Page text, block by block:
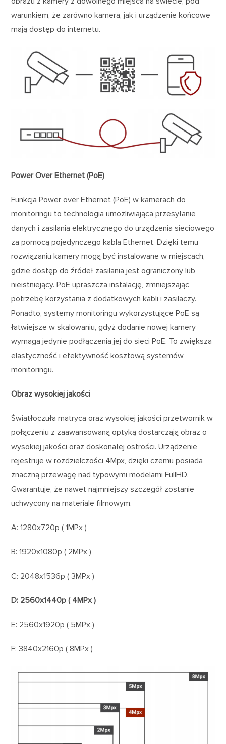
warunkiem, że zarówno kamera, jak i urządzenie końcowe
mają dostęp do internetu.
Power Over Ethernet (PoE)
Funkcja Power over Ethernet (PoE) w kamerach do
monitoringu to technologia umożliwiająca przesyłanie
danych i zasilania elektrycznego do urządzenia sieciowego
za pomocą pojedynczego kabla Ethernet. Dzięki temu
rozwiązaniu kamery mogą być instalowane w miejscach,
gdzie dostęp do źródeł zasilania jest ograniczony lub
nieistniejący. PoE upraszcza instalację, zmniejszając
potrzebę korzystania z dodatkowych kabli i zasilaczy.
Ponadto, systemy monitoringu wykorzystujące PoE są
łatwiejsze w skalowaniu, gdyż dodanie nowej kamery
wymaga jedynie podłączenia jej do sieci PoE. To zwiększa
elastyczność i efektywność kosztową systemów
monitoringu.
Obraz wysokiej jakości
Światłoczuła matryca oraz wysokiej jakości przetwornik w
połączeniu z zaawansowaną optyką dostarczają obraz o
wysokiej jakości oraz doskonałej ostrości. Urządzenie
rejestruje w rozdzielczości 4Mpx, dzięki czemu posiada
znaczną przewagę nad typowymi modelami FullHD.
Gwarantuje, że nawet najmniejszy szczegół zostanie
uchwycony na materiale filmowym.
A: 1280x720p ( 1MPx )
B: 1920x1080p ( 2MPx )
C: 2048x1536p ( 3MPx )
D: 2560x1440p ( 4MPx )
E: 2560x1920p ( 5MPx )
F: 3840x2160p ( 8MPx )